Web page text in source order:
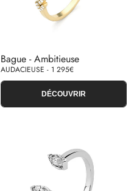
Bague - Ambitieuse
AUDACIEUSE - 1 295€
DÉCOUVRIR